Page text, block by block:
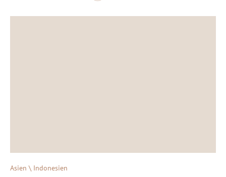
Asien \ Indonesien